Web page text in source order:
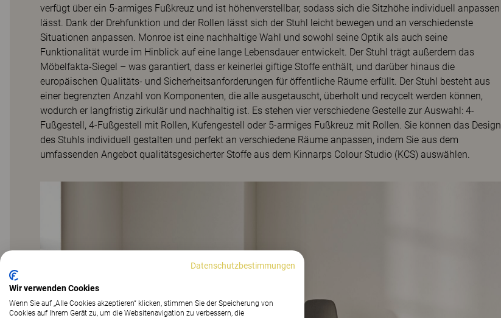
verfügt über ein 5-armiges Fußkreuz und ist höhenverstellbar, sodass sich die Sitzhöhe individuell anpassen
lässt. Dank der Drehfunktion und der Rollen lässt sich der Stuhl leicht bewegen und an verschiedenste
Situationen anpassen. Monroe ist eine nachhaltige Wahl und sowohl seine Optik als auch seine
Funktionalität wurde im Hinblick auf eine lange Lebensdauer entwickelt. Der Stuhl trägt außerdem das
Möbelfakta-Siegel – was garantiert, dass er keinerlei giftige Stoffe enthält, und darüber hinaus die
europäischen Qualitäts- und Sicherheitsanforderungen für öffentliche Räume erfüllt. Der Stuhl besteht aus
einer begrenzten Anzahl von Komponenten, die alle ausgetauscht, überholt und recycelt werden können,
wodurch er langfristig zirkulär und nachhaltig ist. Es stehen vier verschiedene Gestelle zur Auswahl: 4-
Fußgestell, 4-Fußgestell mit Rollen, Kufengestell oder 5-armiges Fußkreuz mit Rollen. Sie können das Design
des Stuhls individuell gestalten und perfekt an verschiedene Räume anpassen, indem Sie aus dem
umfassenden Angebot qualitätsgesicherter Stoffe aus dem Kinnarps Colour Studio (KCS) auswählen.
Datenschutzbestimmungen
Wir verwenden Cookies
Wenn Sie auf „Alle Cookies akzeptieren“ klicken, stimmen Sie der Speicherung von
Cookies auf Ihrem Gerät zu, um die Websitenavigation zu verbessern, die